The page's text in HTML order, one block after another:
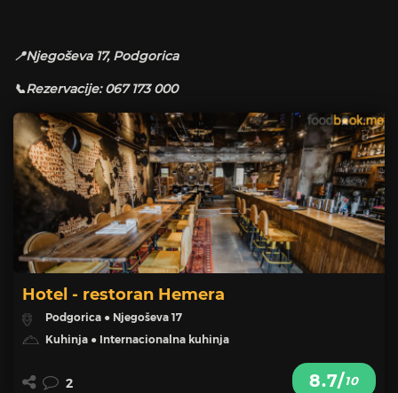
📍Njegoševa 17, Podgorica
📞Rezervacije: 067 173 000
Hotel - restoran Hemera
Podgorica ● Njegoševa 17
Kuhinja ● Internacionalna kuhinja
8.7/10
2